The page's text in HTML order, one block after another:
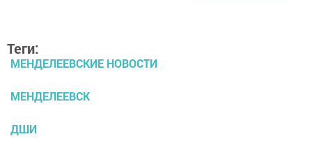
Теги:
МЕНДЕЛЕЕВСКИЕ НОВОСТИ
МЕНДЕЛЕЕВСК
ДШИ